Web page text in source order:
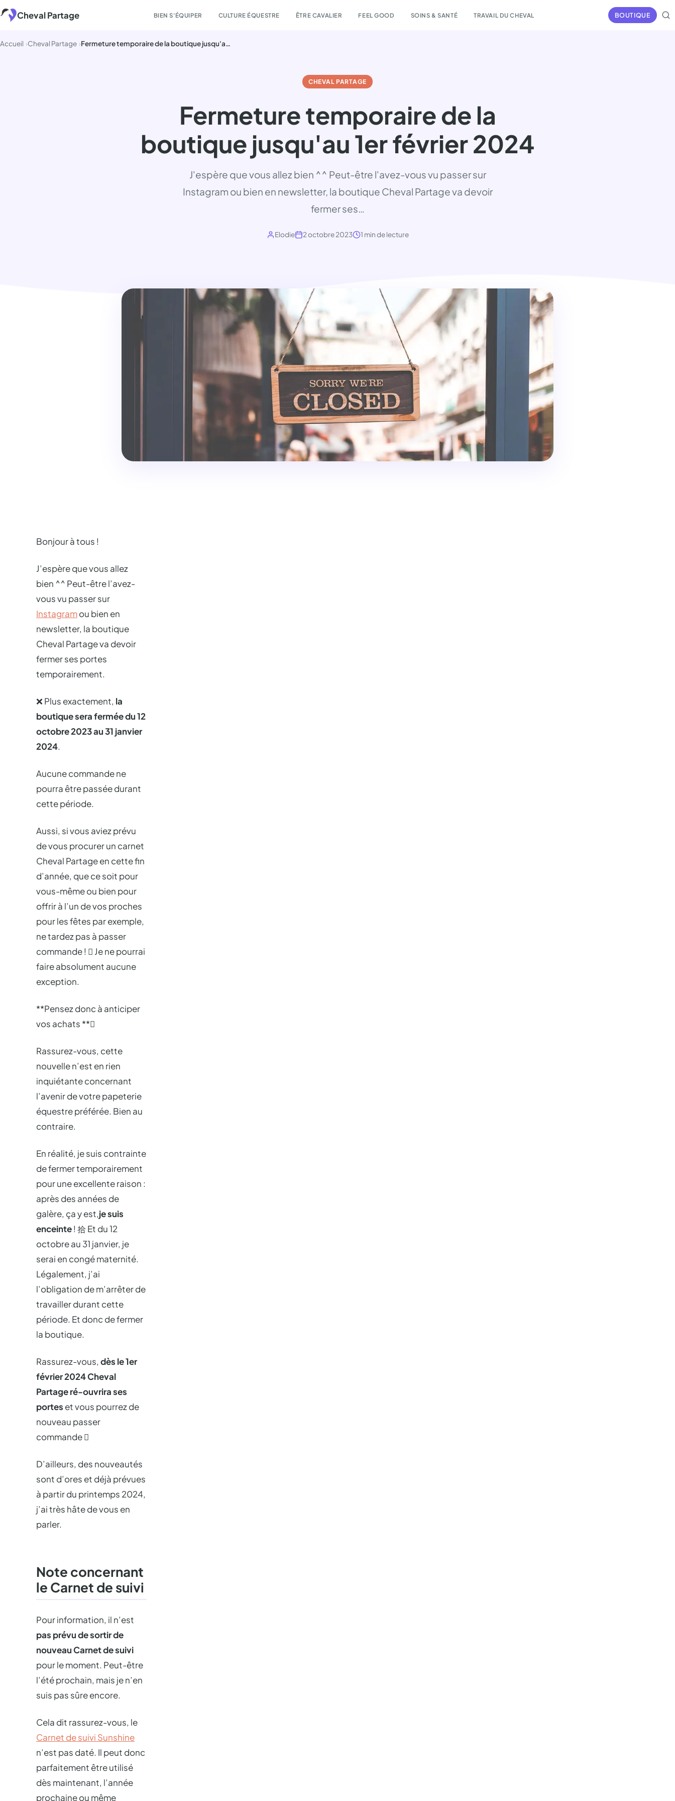
Aller
au
Cheval Partage BIEN S'ÉQUIPER CULTURE ÉQUESTRE ÊTRE CAVALIER FEEL GOOD SOINS & SANTÉ TRAVAIL DU CHEVAL BOUTIQUE
Accueil Cheval Partage Fermeture temporaire de la boutique jusqu'au 1er février 2024
CHEVAL PARTAGE
Fermeture temporaire de la
boutique jusqu'au 1er février 2024
J'espère que vous allez bien ^^ Peut-être l'avez-vous vu passer sur
Instagram ou bien en newsletter, la boutique Cheval Partage va devoir
fermer ses…
Elodie 2 octobre 2023 1 min de lecture
Bonjour à tous !
J’espère que vous allez
bien ^^ Peut-être l’avez-
vous vu passer sur
Instagramou bien en
newsletter, la boutique
Cheval Partage va devoir
fermer ses portes
temporairement.
❌ Plus exactement, la
boutique sera fermée du 12
octobre 2023 au 31 janvier
2024.
Aucune commande ne
pourra être passée durant
cette période.
Aussi, si vous aviez prévu
de vous procurer un carnet
Cheval Partage en cette fin
d’année, que ce soit pour
vous-même ou bien pour
offrir à l’un de vos proches
pour les fêtes par exemple,
ne tardez pas à passer
commande !  Je ne pourrai
faire absolument aucune
exception.
**Pensez donc à anticiper
vos achats **
Rassurez-vous, cette
nouvelle n’est en rien
inquiétante concernant
l’avenir de votre papeterie
équestre préférée. Bien au
contraire.
En réalité, je suis contrainte
de fermer temporairement
pour une excellente raison :
après des années de
galère, ça y est,je suis
enceinte! 拾 Et du 12
octobre au 31 janvier, je
serai en congé maternité.
Légalement, j’ai
l’obligation de m’arrêter de
travailler durant cette
période. Et donc de fermer
la boutique.
Rassurez-vous, dès le 1er
février 2024 Cheval
Partage ré-ouvrira ses
portes et vous pourrez de
nouveau passer
commande 
D’ailleurs, des nouveautés
sont d’ores et déjà prévues
à partir du printemps 2024,
j’ai très hâte de vous en
parler.
Note concernant
le Carnet de suivi
Pour information, il n’est
pas prévu de sortir de
nouveau Carnet de suivi
pour le moment. Peut-être
l’été prochain, mais je n’en
suis pas sûre encore.
Cela dit rassurez-vous, le
Carnet de suivi Sunshine
n’est pas daté. Il peut donc
parfaitement être utilisé
dès maintenant, l’année
prochaine ou même